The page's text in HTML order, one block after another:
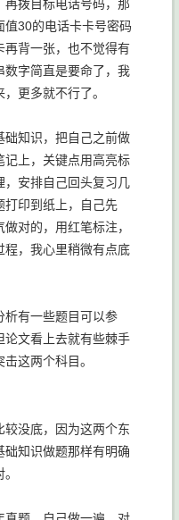
拨目标电话号码，那
值30的电话卡卡号密码
再背一张，也不觉得有
数字简直是要命了，我
更多就不行了。
础知识，把自己之前做
记上，关键点用高亮标
，安排自己回头复习几
打印到纸上，自己先
对的，用红笔标注，
程，我心里稍微有点底
析有一些题目可以参
论文看上去就有些棘手
这两个科目。
没底，因为这两个东
知识做题那样有明确